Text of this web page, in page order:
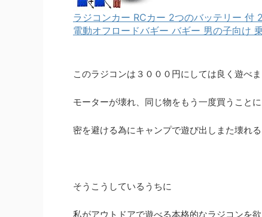
ラジコンカー RCカー 2つのバッテリー 付
電動オフロードバギー バギー 男の子向け
このラジコンは３０００円にしては良く遊べま
モーターが壊れ、同じ物をもう一度買うことに
密を避ける為にキャンプで遊び出しまた壊れる
そうこうしているうちに
私がアウトドアで遊べる本格的なラジコンを